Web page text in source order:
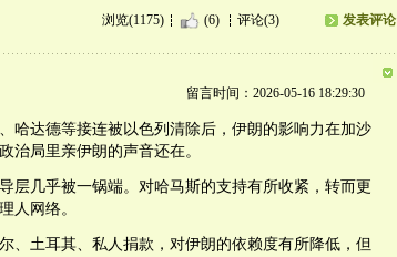
浏览(1175) (6) 评论(3) 发表评论
留言时间：2026-05-16 18:29:30
哈达德等接连被以色列清除后，伊朗的影响力在加沙
治局里亲伊朗的声音还在。
层几乎被一锅端。对哈马斯的支持有所收紧，转而更
人网络。
、土耳其、私人捐款，对伊朗的依赖度有所降低，但